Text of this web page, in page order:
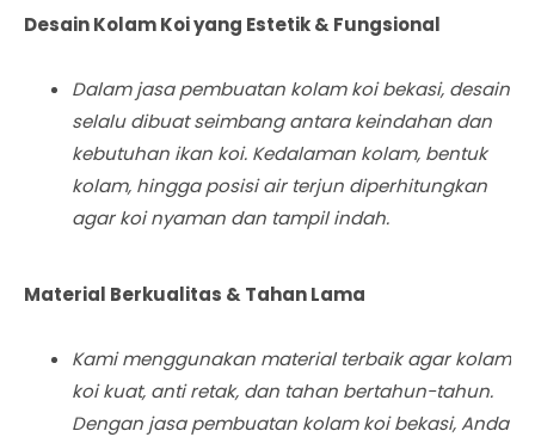
Desain Kolam Koi yang Estetik & Fungsional
Dalam jasa pembuatan kolam koi bekasi, desain
selalu dibuat seimbang antara keindahan dan
kebutuhan ikan koi. Kedalaman kolam, bentuk
kolam, hingga posisi air terjun diperhitungkan
agar koi nyaman dan tampil indah.
Material Berkualitas & Tahan Lama
Kami menggunakan material terbaik agar kolam
koi kuat, anti retak, dan tahan bertahun-tahun.
Dengan jasa pembuatan kolam koi bekasi, Anda